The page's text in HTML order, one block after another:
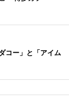
コー」と「アイム